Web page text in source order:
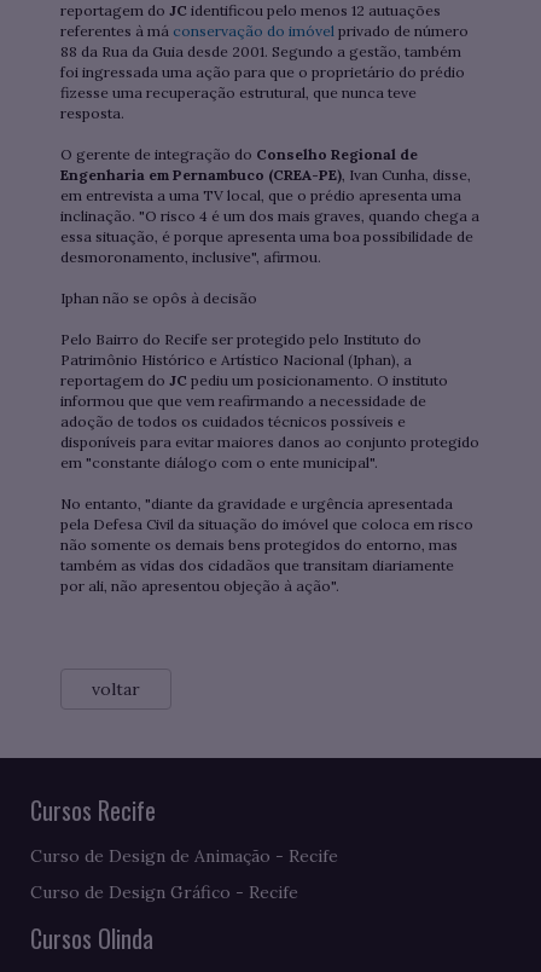
reportagem do JC identificou pelo menos 12 autuações
referentes à má conservação do imóvel privado de número
88 da Rua da Guia desde 2001. Segundo a gestão, também
foi ingressada uma ação para que o proprietário do prédio
fizesse uma recuperação estrutural, que nunca teve
resposta.
O gerente de integração do Conselho Regional de
Engenharia em Pernambuco (CREA-PE), Ivan Cunha, disse,
em entrevista a uma TV local, que o prédio apresenta uma
inclinação. "O risco 4 é um dos mais graves, quando chega a
essa situação, é porque apresenta uma boa possibilidade de
desmoronamento, inclusive", afirmou.
Iphan não se opôs à decisão
Pelo Bairro do Recife ser protegido pelo Instituto do
Patrimônio Histórico e Artístico Nacional (Iphan), a
reportagem do JC pediu um posicionamento. O instituto
informou que que vem reafirmando a necessidade de
adoção de todos os cuidados técnicos possíveis e
disponíveis para evitar maiores danos ao conjunto protegido
em "constante diálogo com o ente municipal".
No entanto, "diante da gravidade e urgência apresentada
pela Defesa Civil da situação do imóvel que coloca em risco
não somente os demais bens protegidos do entorno, mas
também as vidas dos cidadãos que transitam diariamente
por ali, não apresentou objeção à ação".
voltar
Cursos Recife
Curso de Design de Animação - Recife
Curso de Design Gráfico - Recife
Cursos Olinda